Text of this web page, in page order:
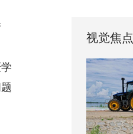
视觉焦点